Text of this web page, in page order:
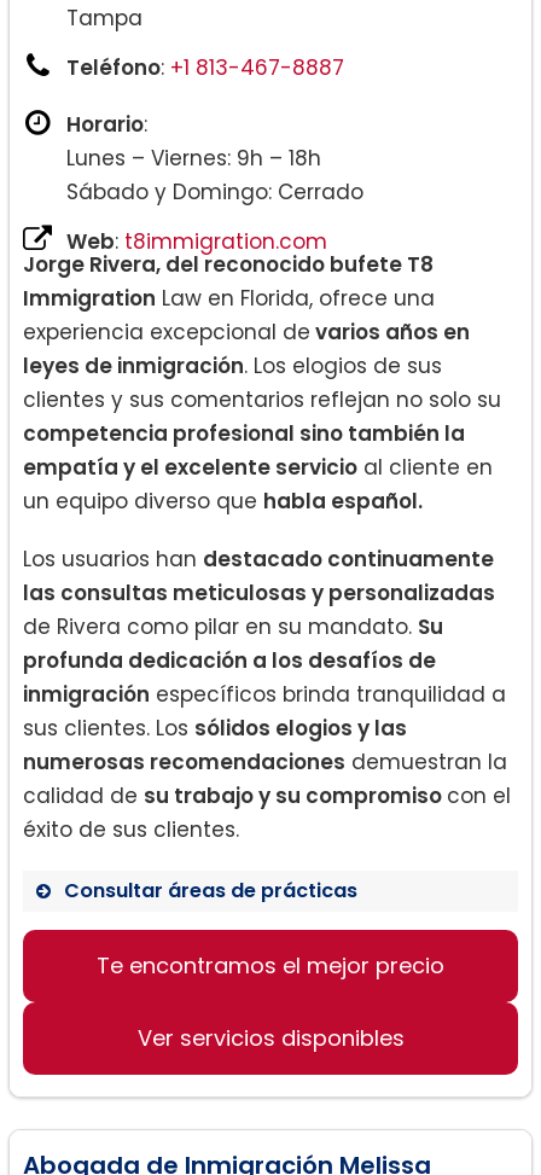
Tampa
Teléfono: +1 813-467-8887
Horario:
Lunes – Viernes: 9h – 18h
Sábado y Domingo: Cerrado
Web: t8immigration.com
Jorge Rivera, del reconocido bufete T8
Immigration Law en Florida, ofrece una
experiencia excepcional de varios años en
leyes de inmigración. Los elogios de sus
clientes y sus comentarios reflejan no solo su
competencia profesional sino también la
empatía y el excelente servicio al cliente en
un equipo diverso que habla español.
Los usuarios han destacado continuamente
las consultas meticulosas y personalizadas
de Rivera como pilar en su mandato. Su
profunda dedicación a los desafíos de
inmigración específicos brinda tranquilidad a
sus clientes. Los sólidos elogios y las
numerosas recomendaciones demuestran la
calidad de su trabajo y su compromiso con el
éxito de sus clientes.
Consultar áreas de prácticas
Asesoramiento en Inmigración
Ajuste de estatus de residencia
Te encontramos el mejor precio
Ver servicios disponibles
Abogada de Inmigración Melissa